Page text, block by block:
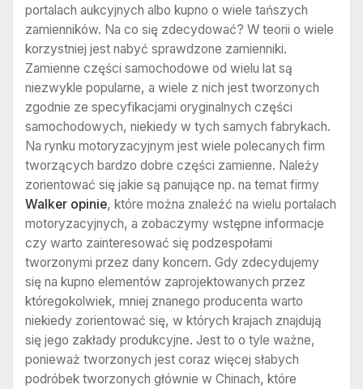
portalach aukcyjnych albo kupno o wiele tańszych
zamienników. Na co się zdecydować? W teorii o wiele
korzystniej jest nabyć sprawdzone zamienniki.
Zamienne części samochodowe od wielu lat są
niezwykle popularne, a wiele z nich jest tworzonych
zgodnie ze specyfikacjami oryginalnych części
samochodowych, niekiedy w tych samych fabrykach.
Na rynku motoryzacyjnym jest wiele polecanych firm
tworzących bardzo dobre części zamienne. Należy
zorientować się jakie są panujące np. na temat firmy
Walker opinie, które można znaleźć na wielu portalach
motoryzacyjnych, a zobaczymy wstępne informacje
czy warto zainteresować się podzespołami
tworzonymi przez dany koncern. Gdy zdecydujemy
się na kupno elementów zaprojektowanych przez
któregokolwiek, mniej znanego producenta warto
niekiedy zorientować się, w których krajach znajdują
się jego zakłady produkcyjne. Jest to o tyle ważne,
ponieważ tworzonych jest coraz więcej słabych
podróbek tworzonych głównie w Chinach, które